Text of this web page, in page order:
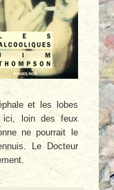
et les lobes
ici, loin des feux
ne pourrait le
Le Docteur